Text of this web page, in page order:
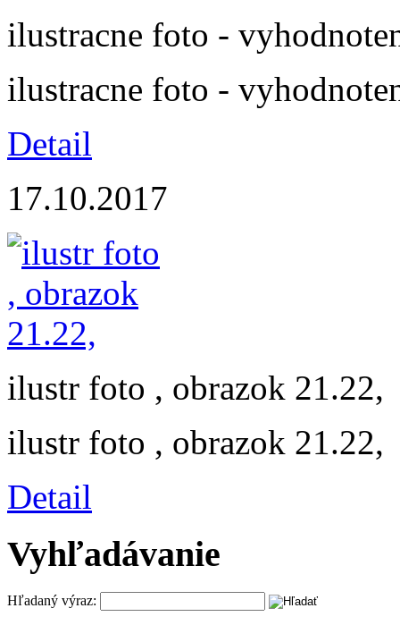
ilustracne foto -
ilustracne foto -
Detail
17.10.2017
ilustr foto , obrazok 21.22,
ilustr foto , obrazok 21.22,
Detail
Vyhľadávanie
Hľadaný výraz: